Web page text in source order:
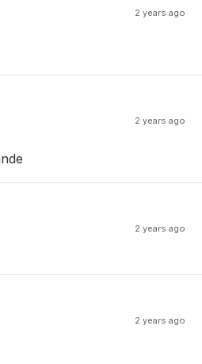
2 years ago
2 years ago
2 years ago
2 years ago